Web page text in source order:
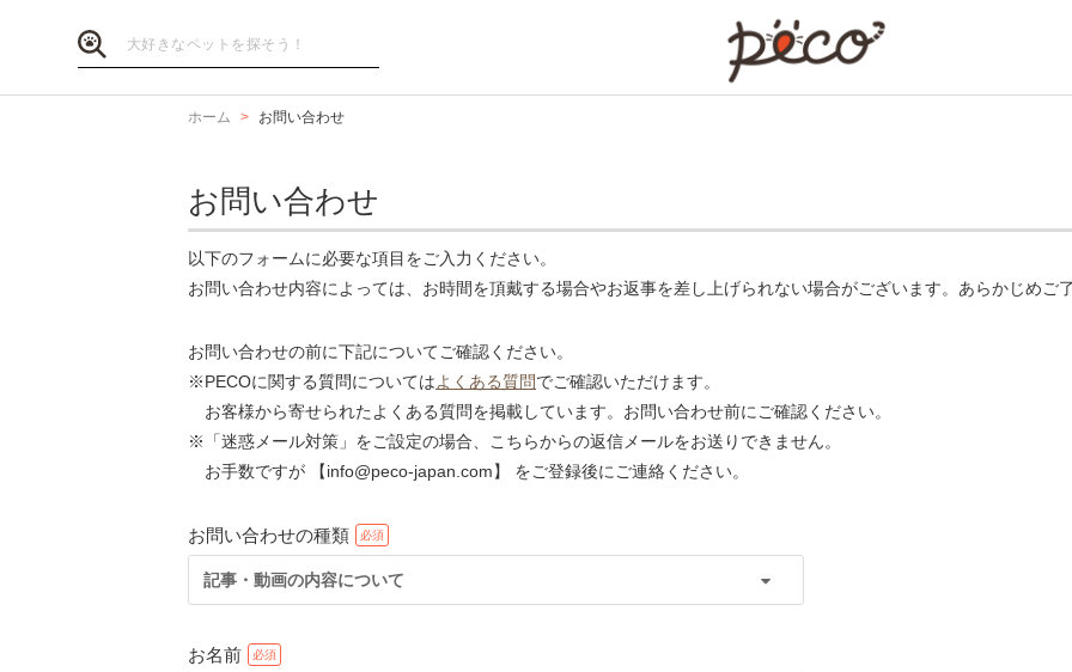
ホーム お問い合わせ
お問い合わせ
以下のフォームに必要な項目をご入力ください。
お問い合わせ内容によっては、お時間を頂戴する場合やお返事を差し上げられない場合がございます。あらかじめご
お問い合わせの前に下記についてご確認ください。
※PECOに関する質問についてはよくある質問でご確認いただけます。
お客様から寄せられたよくある質問を掲載しています。お問い合わせ前にご確認ください。
※「迷惑メール対策」をご設定の場合、こちらからの返信メールをお送りできません。
お手数ですが 【info@peco-japan.com】 をご登録後にご連絡ください。
お問い合わせの種類
記事・動画の内容について
お名前